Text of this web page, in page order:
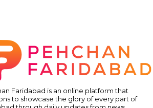
Faridabad is an online platform that
to showcase the glory of every part of